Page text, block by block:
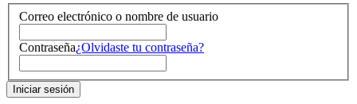
Correo electrónico o nombre de usuario
Contraseña¿Olvidaste tu contraseña?